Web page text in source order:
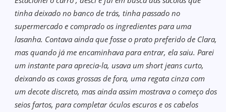
tinha deixado no banco de trás, tinha passado no
supermercado e comprado os ingredientes para uma
lasanha. Contava ainda que fosse o prato preferido de Clara,
mas quando já me encaminhava para entrar, ela saiu. Parei
um instante para aprecia-la, usava um short jeans curto,
deixando as coxas grossas de fora, uma regata cinza com
um decote discreto, mas ainda assim mostrava o começo dos
seios fartos, para completar óculos escuros e os cabelos